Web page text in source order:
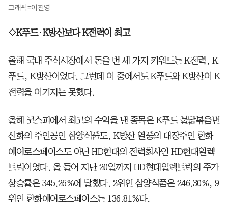
그래픽=이진영
◇K푸드·K방산보다 K전력이 최고
올해 국내 주식시장에서 돈을 번 세 가지 키워드는 K전력, K
푸드, K방산이었다. 그런데 이 중에서도 K푸드와 K방산이 K
전력을 이기지는 못했다.
올해 코스피에서 최고의 수익을 낸 종목은 K푸드 불닭볶음면
신화의 주인공인 삼양식품도, K방산 열풍의 대장주인 한화
에어로스페이스도 아닌 HD현대의 전력회사인 HD현대일렉
트릭이었다. 올 들어 지난 20일까지 HD현대일렉트릭의 주가
상승률은 345.26%에 달했다. 2위인 삼양식품은 246.30%, 9
위인 한화에어로스페이스는 136.81%다.